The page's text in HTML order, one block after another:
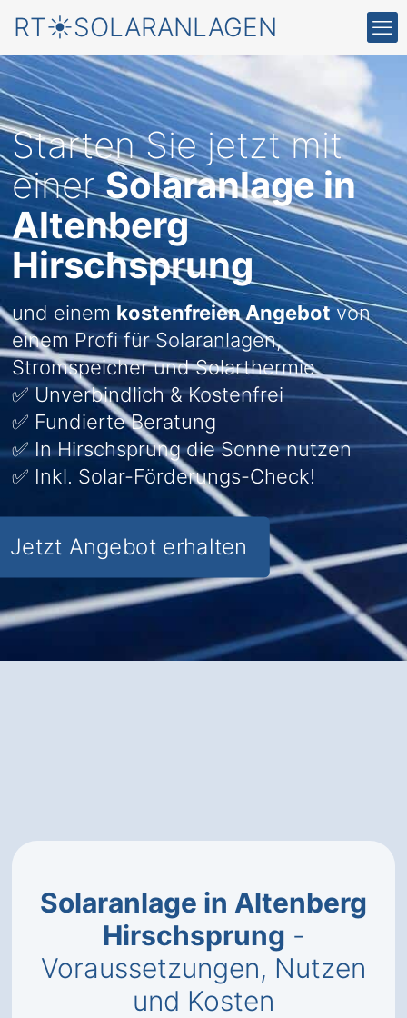
RT☀️SOLARANLAGEN
Starten Sie jetzt mit
einerSolaranlage in
Altenberg
Hirschsprung
und einem kostenfreien Angebotvon
einem Profi für Solaranlagen,
Stromspeicher und Solarthermie
✅ Unverbindlich & Kostenfrei
✅ Fundierte Beratung
✅ In Hirschsprung die Sonne nutzen
✅ Inkl. Solar-Förderungs-Check!
Jetzt Angebot erhalten
Solaranlage in Altenberg
Hirschsprung -
Voraussetzungen, Nutzen
und Kosten